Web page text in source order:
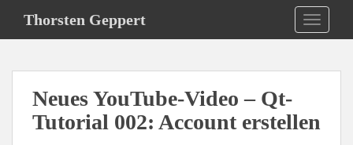
i
Thorsten Geppert
Neues YouTube-Video – Qt-
Tutorial 002: Account erstellen